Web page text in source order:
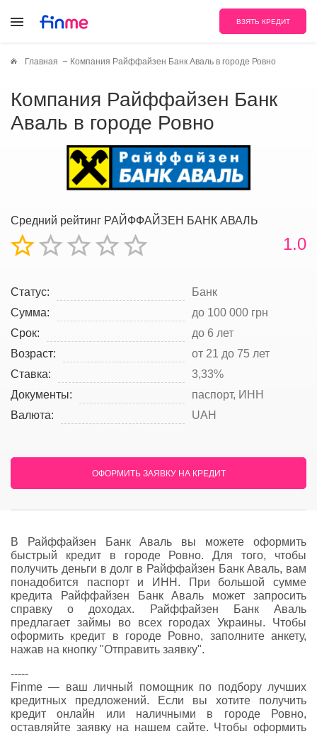
ВЗЯТЬ КРЕДИТ
Главная Компания Райффайзен Банк Аваль в городе Ровно
Компания Райффайзен Банк
Аваль в городе Ровно
Средний рейтинг РАЙФФАЙЗЕН БАНК АВАЛЬ
1.0
Статус:
Банк
Сумма:
до 100 000 грн
Срок:
до 6 лет
Возраст:
от 21 до 75 лет
Ставка:
3,33%
Документы:
паспорт, ИНН
Валюта:
UAH
ОФОРМИТЬ ЗАЯВКУ НА КРЕДИТ
В Райффайзен Банк Аваль вы можете оформить
быстрый кредит в городе Ровно. Для того, чтобы
получить деньги в долг в Райффайзен Банк Аваль, вам
понадобится паспорт и ИНН. При большой сумме
кредита Райффайзен Банк Аваль может запросить
справку о доходах. Райффайзен Банк Аваль
предлагает займы во всех городах Украины. Чтобы
оформить кредит в городе Ровно, заполните анкету,
нажав на кнопку "Отправить заявку".
-----
Finme — ваш личный помощник по подбору лучших
кредитных предложений. Если вы хотите получить
кредит онлайн или наличными в городе Ровно,
оставляйте заявку на нашем сайте. Чтобы оформить